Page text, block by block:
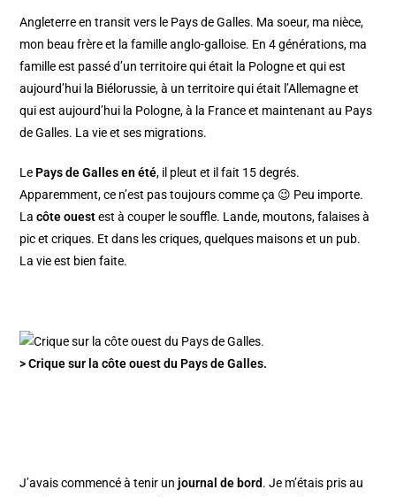
Angleterre en transit vers le Pays de Galles. Ma soeur, ma nièce,
mon beau frère et la famille anglo-galloise. En 4 générations, ma
famille est passé d’un territoire qui était la Pologne et qui est
aujourd’hui la Biélorussie, à un territoire qui était l’Allemagne et
qui est aujourd’hui la Pologne, à la France et maintenant au Pays
de Galles. La vie et ses migrations.
Le Pays de Galles en été, il pleut et il fait 15 degrés.
Apparemment, ce n’est pas toujours comme ça 😉 Peu importe.
Lacôte ouestest à couper le souffle. Lande, moutons, falaises à
pic et criques. Et dans les criques, quelques maisons et un pub.
La vie est bien faite.
> Crique sur la côte ouest du Pays de Galles.
J’avais commencé à tenir unjournal de bord. Je m’étais pris au